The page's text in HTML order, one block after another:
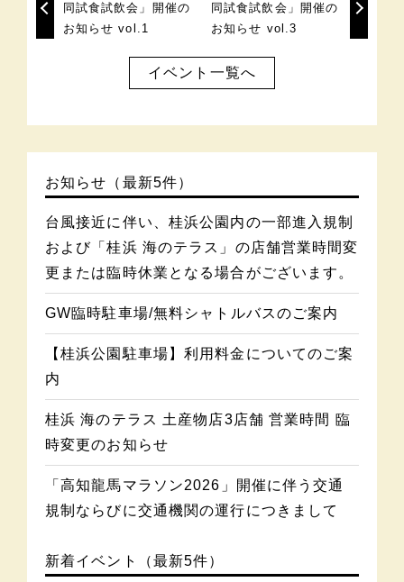
同試食試飲会」開催の
お知らせ vol.1
同試食試飲会」開催の
お知らせ vol.3
イベント一覧へ
お知らせ（最新5件）
台風接近に伴い、桂浜公園内の一部進入規制
および「桂浜 海のテラス」の店舗営業時間変
更または臨時休業となる場合がございます。
GW臨時駐車場/無料シャトルバスのご案内
【桂浜公園駐車場】利用料金についてのご案
内
桂浜 海のテラス 土産物店3店舗 営業時間 臨
時変更のお知らせ
「高知龍馬マラソン2026」開催に伴う交通
規制ならびに交通機関の運行につきまして
新着イベント（最新5件）